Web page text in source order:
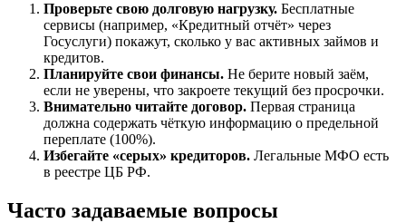
Проверьте свою долговую нагрузку. Бесплатные
сервисы (например, «Кредитный отчёт» через
Госуслуги) покажут, сколько у вас активных займов и
кредитов.
Планируйте свои финансы. Не берите новый заём,
если не уверены, что закроете текущий без просрочки.
Внимательно читайте договор. Первая страница
должна содержать чёткую информацию о предельной
переплате (100%).
Избегайте «серых» кредиторов. Легальные МФО есть
в реестре ЦБ РФ.
Часто задаваемые вопросы